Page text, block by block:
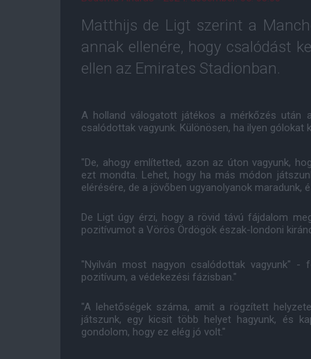
Matthijs de Ligt szerint a
annak ellenére, hogy csalódást
ellen az Emirates Stadionban.
A holland válogatott játékos a mérkőzés után
csalódottak vagyunk. Különösen, ha ilyen gólokat
"De, ahogy említetted, azon az úton vagyunk,
ezt mondta. Lehet, hogy ha más módon
elérésére, de a jövőben ugyanolyanok maradunk,
De Ligt úgy érzi, hogy a rövid távú fájdalom
pozitívumot a Vörös Ördögök észak-londoni
"Nyilván most nagyon csalódottak vagyunk" -
pozitívum, a védekezési fázisban."
"A lehetőségek száma, amit a rögzített
játszunk, egy kicsit több helyet hagyunk, és
gondolom, hogy ez elég jó volt."